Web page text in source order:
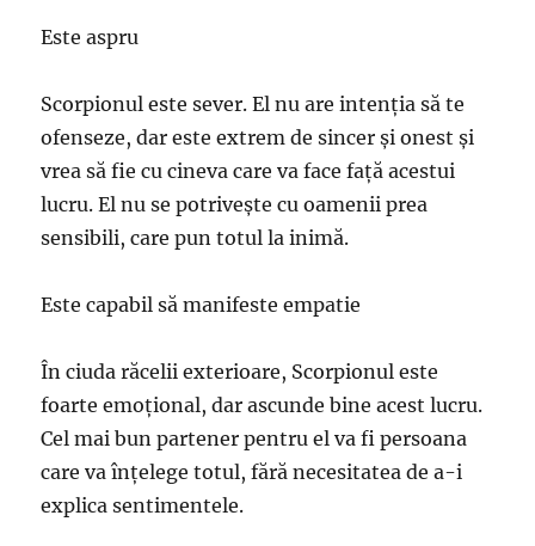
Este aspru
Scorpionul este sever. El nu are intenția să te
ofenseze, dar este extrem de sincer și onest și
vrea să fie cu cineva care va face față acestui
lucru. El nu se potrivește cu oamenii prea
sensibili, care pun totul la inimă.
Este capabil să manifeste empatie
În ciuda răcelii exterioare, Scorpionul este
foarte emoțional, dar ascunde bine acest lucru.
Cel mai bun partener pentru el va fi persoana
care va înțelege totul, fără necesitatea de a-i
explica sentimentele.